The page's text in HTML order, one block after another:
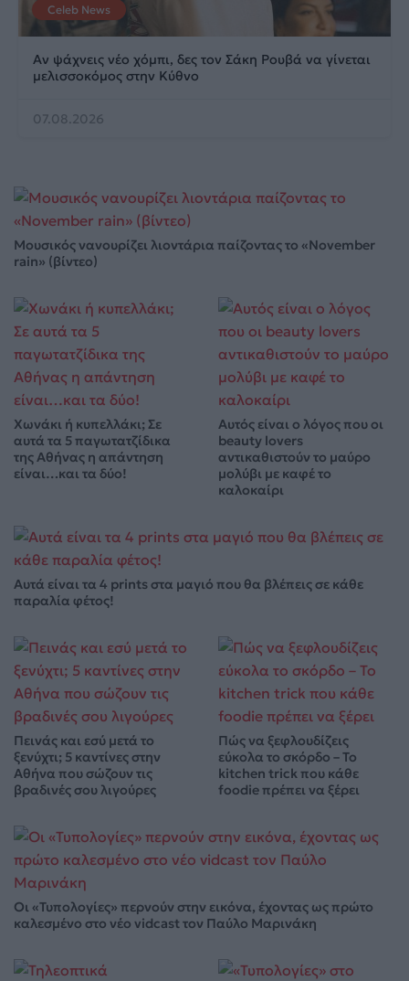
Celeb News
Αν ψάχνεις νέο χόμπι, δες τον Σάκη Ρουβά να γίνεται
μελισσοκόμος στην Κύθνο
07.08.2026
Μουσικός νανουρίζει λιοντάρια παίζοντας το «November
rain» (βίντεο)
Χωνάκι ή κυπελλάκι; Σε
αυτά τα 5 παγωτατζίδικα
της Αθήνας η απάντηση
είναι…και τα δύο!
Αυτός είναι ο λόγος που οι
beauty lovers
αντικαθιστούν το μαύρο
μολύβι με καφέ το
καλοκαίρι
Αυτά είναι τα 4 prints στα μαγιό που θα βλέπεις σε κάθε
παραλία φέτος!
Πεινάς και εσύ μετά το
ξενύχτι; 5 καντίνες στην
Αθήνα που σώζουν τις
βραδινές σου λιγούρες
Πώς να ξεφλουδίζεις
εύκολα το σκόρδο – Το
kitchen trick που κάθε
foodie πρέπει να ξέρει
Οι «Τυπολογίες» περνούν στην εικόνα, έχοντας ως πρώτο
καλεσμένο στο νέο vidcast τον Παύλο Μαρινάκη